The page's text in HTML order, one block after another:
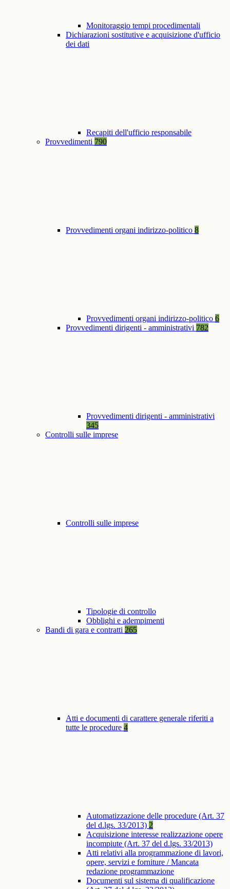
Monitoraggio tempi procedimentali
Dichiarazioni sostitutive e acquisizione d'ufficio
dei dati
Recapiti dell'ufficio responsabile
Provvedimenti 790
Provvedimenti organi indirizzo-politico 8
Provvedimenti organi indirizzo-politico 6
Provvedimenti dirigenti - amministrativi 782
Provvedimenti dirigenti - amministrativi
345
Controlli sulle imprese
Controlli sulle imprese
Tipologie di controllo
Obblighi e adempimenti
Bandi di gara e contratti 265
Atti e documenti di carattere generale riferiti a
tutte le procedure 4
Automatizzazione delle procedure (Art. 37
del d.lgs. 33/2013) 2
Acquisizione interesse realizzazione opere
incompiute (Art. 37 del d.lgs. 33/2013)
Atti relativi alla programmazione di lavori,
opere, servizi e forniture / Mancata
redazione programmazione
Documenti sul sistema di qualificazione